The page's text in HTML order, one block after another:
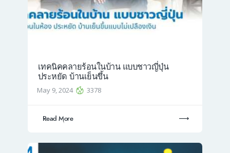
เทคนิคคลายร้อนในบ้าน แบบชาวญี่ปุ่น
ประหยัด บ้านเย็นขึ้น
May 9, 2024 3378
Read More